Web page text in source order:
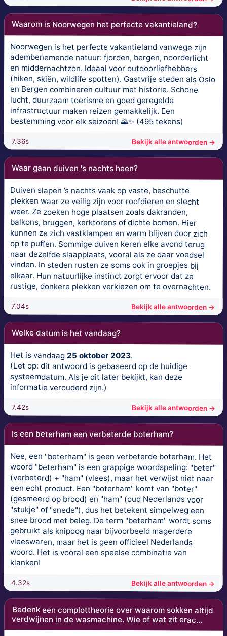
Waarom is Noorwegen het perfecte vakantieland?
Noorwegen is het perfecte vakantieland vanwege zijn
adembenemende natuur: fjorden, bergen, noorderlicht
en middernachtzon. Ideaal voor outdoorliefhebbers
(hiken, skiën, wildlife spotten). Gastvrije steden als Oslo
en Bergen combineren cultuur met historie. Schone
lucht, duurzaam toerisme en goed geregelde
infrastructuur maken reizen gemakkelijk. Een
bestemming voor elk seizoen! 🌄✨ (495 tekens)
7.36s Bekijk alle antwoorden →
Waar gaan duiven 's nachts heen?
Duiven slapen ’s nachts vaak op vaste, beschutte
plekken waar ze veilig zijn voor roofdieren en slecht
weer. Ze zoeken hoge plaatsen zoals dakranden,
balkons, bruggen, kerktorens of dichte bomen. Hier
kunnen ze zich vastklampen en warm blijven door zich
op te puffen. Sommige duiven keren elke avond terug
naar dezelfde slaapplaats, vooral als ze daar voedsel
vinden. In steden rusten ze soms ook in groepjes bij
elkaar. Hun natuurlijke instinct zorgt ervoor dat ze
rustige, donkere plekken verkiezen om te overnachten.
7.04s Bekijk alle antwoorden →
Welke datum is het vandaag?
Het is vandaag 25 oktober 2023.
(Let op: dit antwoord is gebaseerd op de huidige
systeemdatum. Als je dit later bekijkt, kan deze
informatie verouderd zijn.)
7.42s Bekijk alle antwoorden →
Is een beterham een verbeterde boterham?
Nee, een "beterham" is geen verbeterde boterham. Het
woord "beterham" is een grappige woordspeling: "beter"
(verbeterd) + "ham" (vlees), maar het verwijst niet naar
een echt product. Een "boterham" komt van "boter"
(gesmeerd op brood) en "ham" (oud Nederlands voor
"stukje" of "snede"), dus het betekent simpelweg een
snee brood met beleg. De term "beterham" wordt soms
gebruikt als knipoog naar bijvoorbeeld magerdere
vleeswaren, maar het is geen officieel Nederlands
woord. Het is vooral een speelse combinatie van
klanken!
4.32s Bekijk alle antwoorden →
Bedenk een complottheorie over waarom sokken altijd
verdwijnen in de wasmachine. Wie of wat zit erac...